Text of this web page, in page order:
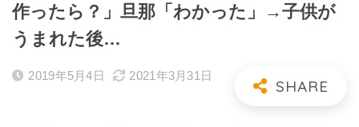
作ったら？」旦那「わかった」→子供が
うまれた後…
2019年5月4日 2021年3月31日